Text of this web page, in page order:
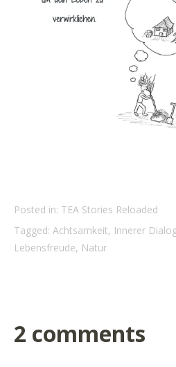
Posted in: TEA Stories Reloaded
Tagged: Achtsamkeit, Innerer
Lebensfreude, Natur
2 comments